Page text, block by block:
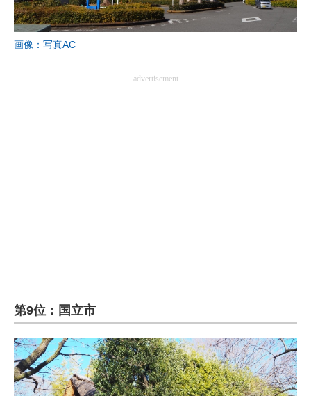
画像：写真AC
advertisement
第9位：国立市